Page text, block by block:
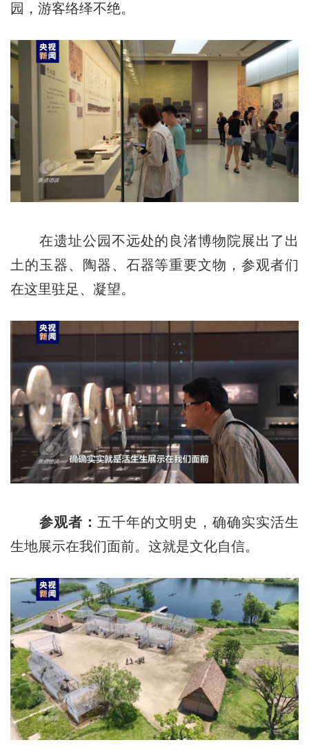
园，游客络绎不绝。
在遗址公园不远处的良渚博物院展出了出
土的玉器、陶器、石器等重要文物，参观者们
在这里驻足、凝望。
参观者： 五千年的文明史，确确实实活生
生地展示在我们面前。这就是文化自信。